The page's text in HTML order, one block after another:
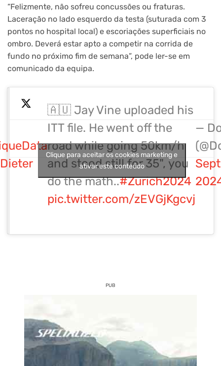
“Felizmente, não sofreu concussões ou fraturas.
Laceração no lado esquerdo da testa (suturada com 3
pontos no hospital local) e escoriações superficiais no
ombro. Deverá estar apto a competir na corrida de
fundo no próximo fim de semana”, pode ler-se em
comunicado da equipa.
🇦🇺 Jay Vine uploaded his
ITT file. He went off the
road while going 50km/h
and stood still for 35", you
do the math..#Zurich2024
pic.twitter.com/zEVGjKgcvj
—
Clique para aceitar os cookies marketing e
ativar este conteúdo
PUB